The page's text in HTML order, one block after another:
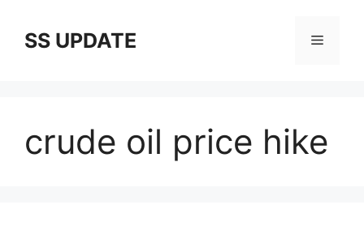
contentSS UPDATE Menu
crude oil price hike